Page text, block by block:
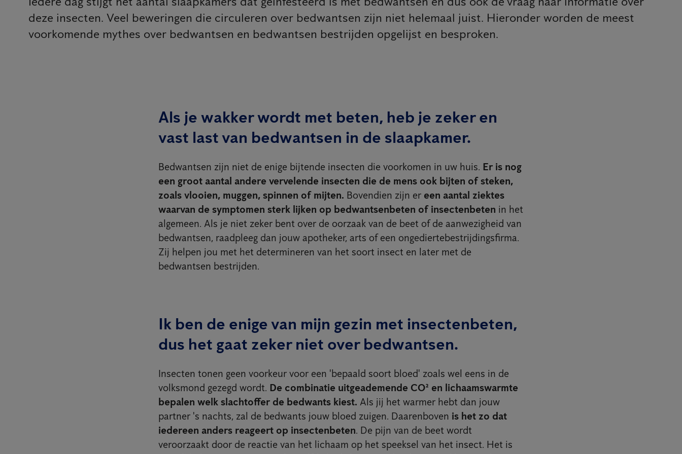
deze insecten. Veel beweringen die circuleren over bedwantsen zijn niet helemaal juist. Hieronder worden de meest
voorkomende mythes over bedwantsen en bedwantsen bestrijden opgelijst en besproken.
Als je wakker wordt met beten, heb je zeker en
vast last van bedwantsen in de slaapkamer.
Bedwantsen zijn niet de enige bijtende insecten die voorkomen in uw huis. Er is nog
een groot aantal andere vervelende insecten die de mens ook bijten of steken,
zoals vlooien, muggen, spinnen of mijten. Bovendien zijn er een aantal ziektes
waarvan de symptomen sterk lijken op bedwantsenbeten of insectenbeten in het
algemeen. Als je niet zeker bent over de oorzaak van de beet of de aanwezigheid van
bedwantsen, raadpleeg dan jouw apotheker, arts of een ongediertebestrijdingsfirma.
Zij helpen jou met het determineren van het soort insect en later met de
bedwantsen bestrijden.
Ik ben de enige van mijn gezin met insectenbeten,
dus het gaat zeker niet over bedwantsen.
Insecten tonen geen voorkeur voor een 'bepaald soort bloed' zoals wel eens in de
volksmond gezegd wordt. De combinatie uitgeademende CO² en lichaamswarmte
bepalen welk slachtoffer de bedwants kiest. Als jij het warmer hebt dan jouw
partner 's nachts, zal de bedwants jouw bloed zuigen. Daarenboven is het zo dat
iedereen anders reageert op insectenbeten. De pijn van de beet wordt
veroorzaakt door de reactie van het lichaam op het speeksel van het insect. Het is